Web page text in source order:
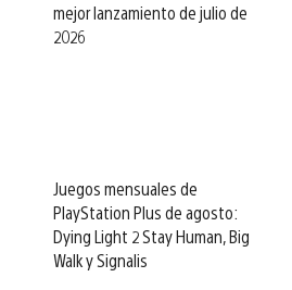
mejor lanzamiento de julio de
2026
Juegos mensuales de
PlayStation Plus de agosto:
Dying Light 2 Stay Human, Big
Walk y Signalis